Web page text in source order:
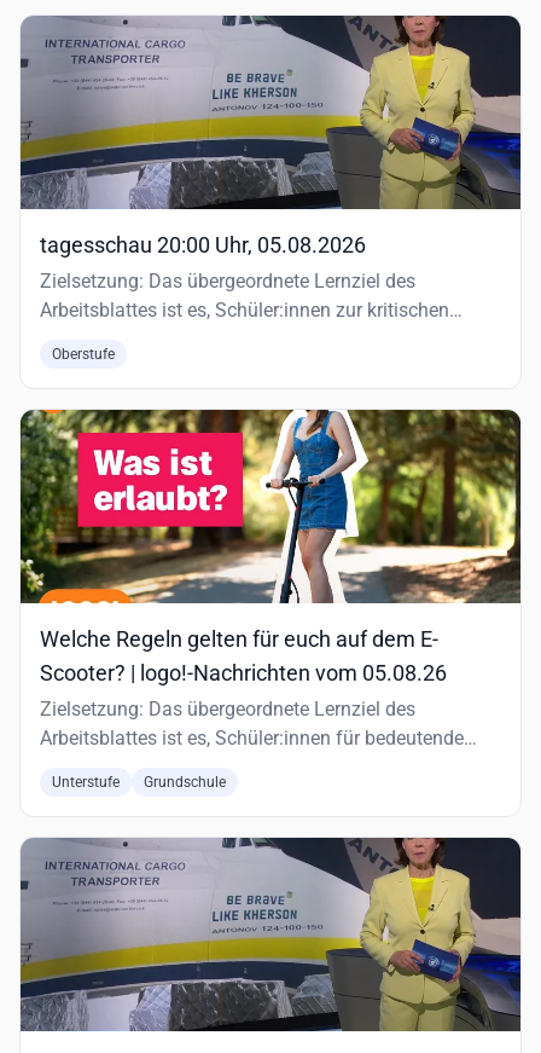
tagesschau 20:00 Uhr, 05.08.2026
Zielsetzung: Das übergeordnete Lernziel des
Arbeitsblattes ist es, Schüler:innen zur kritischen
Oberstufe
Welche Regeln gelten für euch auf dem E-
Scooter? | logo!-Nachrichten vom 05.08.26
Zielsetzung: Das übergeordnete Lernziel des
Arbeitsblattes ist es, Schüler:innen für bedeutende
Unterstufe Grundschule